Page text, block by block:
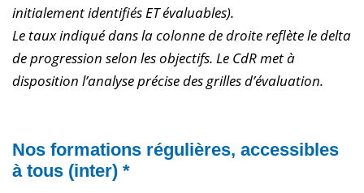
initialement identifiés ET évaluables).
Le taux indiqué dans la colonne de droite reflète le delta
de progression selon les objectifs. Le CdR met à
disposition l’analyse précise des grilles d’évaluation.
Nos formations régulières, accessibles
à tous (inter) *